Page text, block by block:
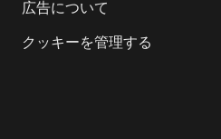
広告について
クッキーを管理する